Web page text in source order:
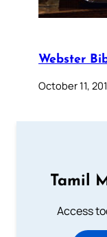
Webster
October 11,
Tamil
Access